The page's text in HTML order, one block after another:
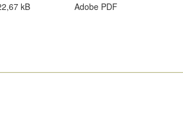
kB
Adobe PDF